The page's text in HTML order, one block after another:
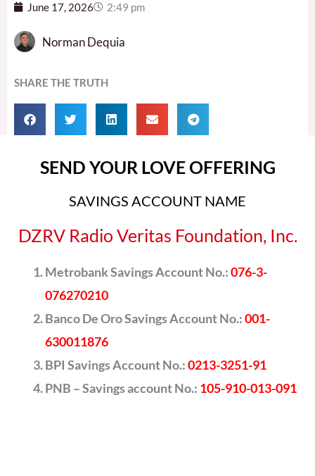
June 17, 2026 2:49 pm
Norman Dequia
SHARE THE TRUTH
SEND YOUR LOVE OFFERING
SAVINGS ACCOUNT NAME
DZRV Radio Veritas Foundation, Inc.
Metrobank Savings Account No.:076-3-
076270210
Banco De Oro Savings Account No.:001-
630011876
BPI Savings Account No.:0213-3251-91
PNB – Savings account No.: 105-910-013-091